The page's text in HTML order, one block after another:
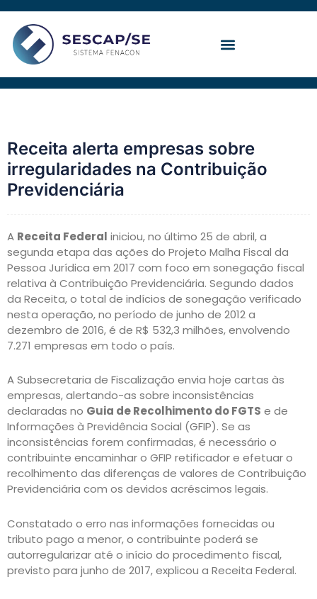
conteúdo
Receita alerta empresas sobre
irregularidades na Contribuição
Previdenciária
A Receita Federal iniciou, no último 25 de abril, a
segunda etapa das ações do Projeto Malha Fiscal da
Pessoa Jurídica em 2017 com foco em sonegação fiscal
relativa à Contribuição Previdenciária. Segundo dados
da Receita, o total de indícios de sonegação verificado
nesta operação, no período de junho de 2012 a
dezembro de 2016, é de R$ 532,3 milhões, envolvendo
7.271 empresas em todo o país.
A Subsecretaria de Fiscalização envia hoje cartas às
empresas, alertando-as sobre inconsistências
declaradas no Guia de Recolhimento do FGTS e de
Informações à Previdência Social (GFIP). Se as
inconsistências forem confirmadas, é necessário o
contribuinte encaminhar o GFIP retificador e efetuar o
recolhimento das diferenças de valores de Contribuição
Previdenciária com os devidos acréscimos legais.
Constatado o erro nas informações fornecidas ou
tributo pago a menor, o contribuinte poderá se
autorregularizar até o início do procedimento fiscal,
previsto para junho de 2017, explicou a Receita Federal.